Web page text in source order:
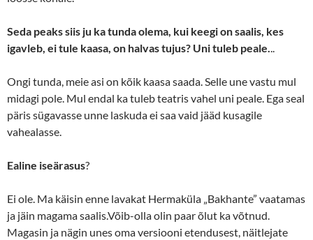
Seda peaks siis ju ka tunda olema, kui keegi on saalis, kes
igavleb, ei tule kaasa, on halvas tujus? Uni tuleb peale...
Ongi tunda, meie asi on kõik kaasa saada. Selle une vastu mul
midagi pole. Mul endal ka tuleb teatris vahel uni peale. Ega seal
päris sügavasse unne laskuda ei saa vaid jääd kusagile
vahealasse.
Ealine iseärasus?
Ei ole. Ma käisin enne lavakat Hermaküla „Bakhante” vaatamas
ja jäin magama saalis.Võib-olla olin paar õlut ka võtnud.
Magasin ja nägin unes oma versiooni etendusest, näitlejate